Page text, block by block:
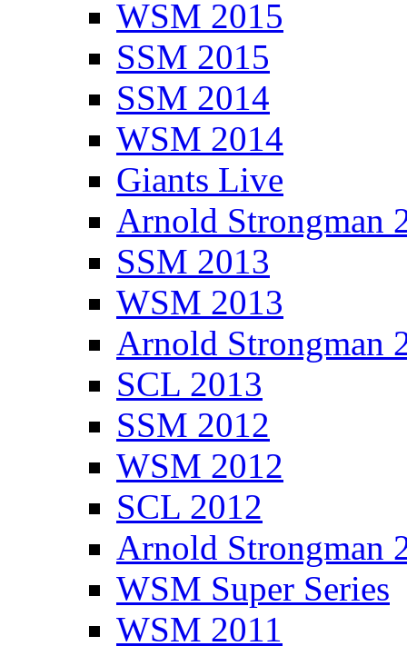
WSM 2015
SSM 2015
SSM 2014
WSM 2014
Giants Live
Arnold Strongman
SSM 2013
WSM 2013
Arnold Strongman
SCL 2013
SSM 2012
WSM 2012
SCL 2012
Arnold Strongman
WSM Super Series
WSM 2011